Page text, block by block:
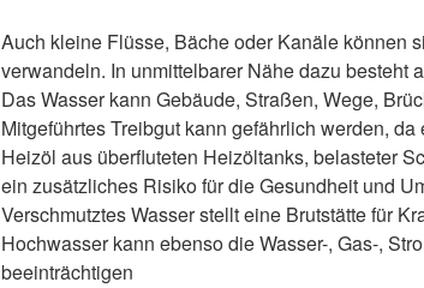
Auch kleine Flüsse, Bäche oder Kanäle können
verwandeln. In unmittelbarer Nähe dazu besteht
Das Wasser kann Gebäude, Straßen, Wege,
Mitgeführtes Treibgut kann gefährlich werden,
Heizöl aus überfluteten Heizöltanks, belasteter
ein zusätzliches Risiko für die Gesundheit und
Verschmutztes Wasser stellt eine Brutstätte für
Hochwasser kann ebenso die Wasser-, Gas-,
beeinträchtigen